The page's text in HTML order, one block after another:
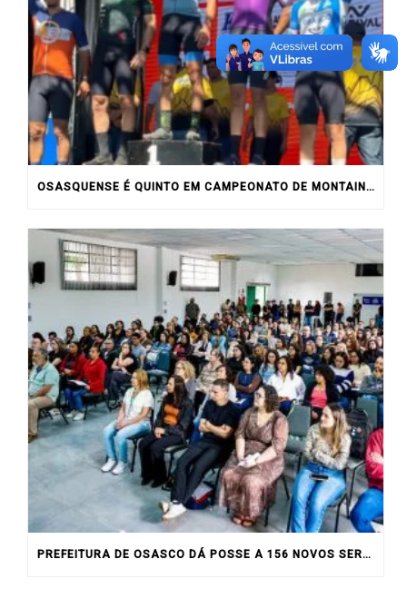
OSASQUENSE É QUINTO EM CAMPEONATO DE MONTAIN BIKE NO INTERIOR DO ESTADO
PREFEITURA DE OSASCO DÁ POSSE A 156 NOVOS SERVIDORES